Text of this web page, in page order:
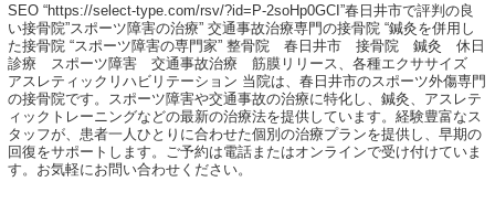
SEO “https://select-type.com/rsv/?id=P-2soHp0GCI”春日井市で評判の良
い接骨院”スポーツ障害の治療” 交通事故治療専門の接骨院 “鍼灸を併用し
た接骨院 “スポーツ障害の専門家” 整骨院 春日井市 接骨院 鍼灸 休日
診療 スポーツ障害 交通事故治療 筋膜リリース、各種エクササイズ
アスレティックリハビリテーション 当院は、春日井市のスポーツ外傷専門
の接骨院です。スポーツ障害や交通事故の治療に特化し、鍼灸、アスレテ
ィックトレーニングなどの最新の治療法を提供しています。経験豊富なス
タッフが、患者一人ひとりに合わせた個別の治療プランを提供し、早期の
回復をサポートします。ご予約は電話またはオンラインで受け付けていま
す。お気軽にお問い合わせください。